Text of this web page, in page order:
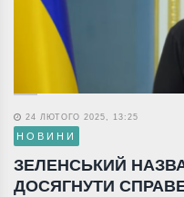
24 ЛЮТОГО 2025, 13:25
НОВИНИ
ЗЕЛЕНСЬКИЙ
ДОСЯГНУТИ